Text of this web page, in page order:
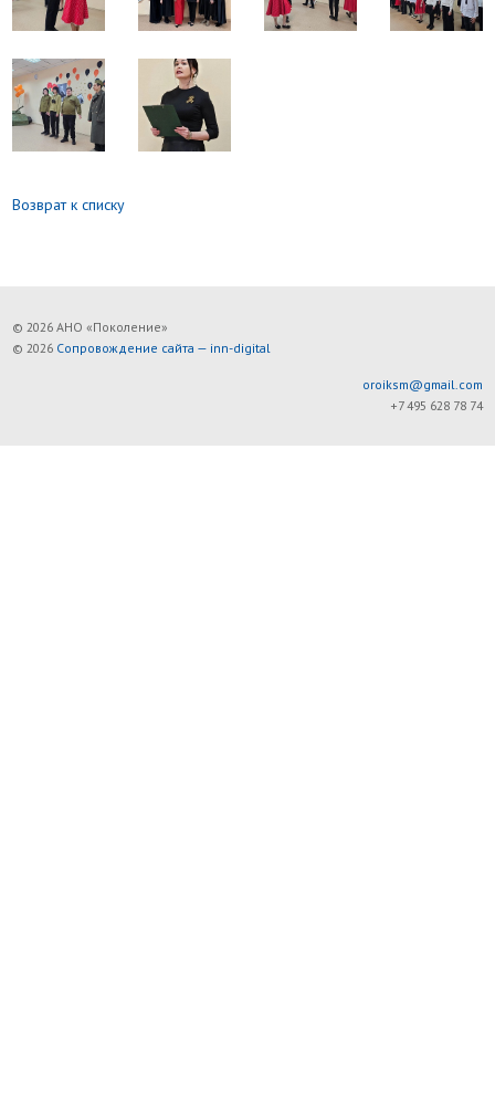
Возврат к списку
© 2026 АНО «Поколение»
© 2026 Сопровождение сайта — inn-digital
oroiksm@gmail.com
+7 495 628 78 74